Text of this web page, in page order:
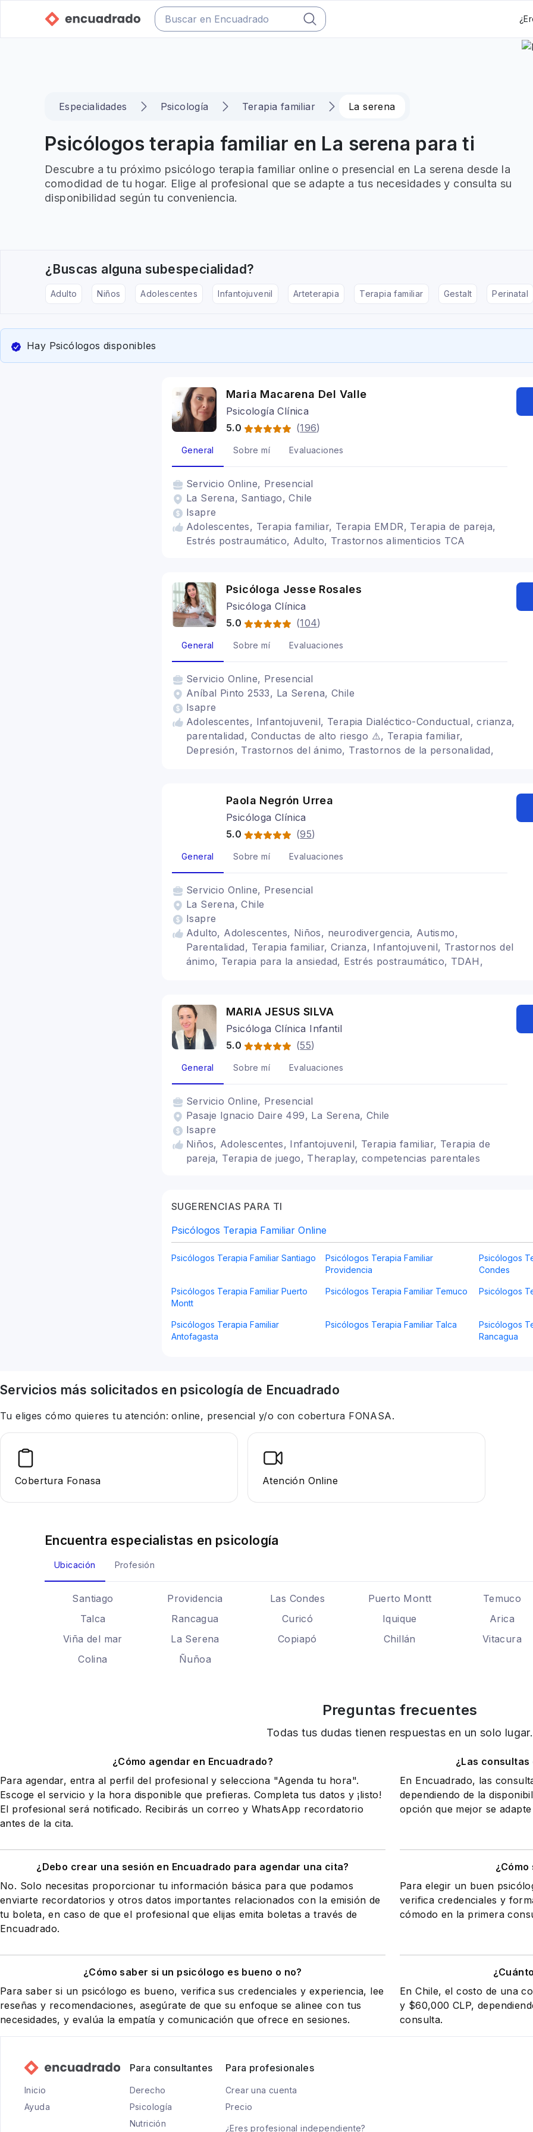
Especialidades Psicología Terapia familiar La serena
Psicólogos terapia familiar en La serena para ti
Descubre a tu próximo psicólogo terapia familiar online o presencial en La serena desde la
comodidad de tu hogar. Elige al profesional que se adapte a tus necesidades y consulta su
disponibilidad según tu conveniencia.
¿Buscas alguna subespecialidad?
Adulto Niños Adolescentes Infantojuvenil Arteterapia Terapia familiar Gestalt Perinatal
Hay Psicólogos disponibles
Maria Macarena Del Valle
Psicología Clínica
5.0
(196)
General Sobre mí Evaluaciones
Servicio Online, Presencial
La Serena, Santiago, Chile
Isapre
Adolescentes, Terapia familiar, Terapia EMDR, Terapia de pareja,
Estrés postraumático, Adulto, Trastornos alimenticios TCA
Psicóloga Jesse Rosales
Psicóloga Clínica
5.0
(104)
General Sobre mí Evaluaciones
Servicio Online, Presencial
Aníbal Pinto 2533, La Serena, Chile
Isapre
Adolescentes, Infantojuvenil, Terapia Dialéctico-Conductual, crianza,
parentalidad, Conductas de alto riesgo ⚠️, Terapia familiar,
Depresión, Trastornos del ánimo, Trastornos de la personalidad,
Paola Negrón Urrea
Psicóloga Clínica
5.0
(95)
General Sobre mí Evaluaciones
Servicio Online, Presencial
La Serena, Chile
Isapre
Adulto, Adolescentes, Niños, neurodivergencia, Autismo,
Parentalidad, Terapia familiar, Crianza, Infantojuvenil, Trastornos del
ánimo, Terapia para la ansiedad, Estrés postraumático, TDAH,
MARIA JESUS SILVA
Psicóloga Clínica Infantil
5.0
(55)
General Sobre mí Evaluaciones
Servicio Online, Presencial
Pasaje Ignacio Daire 499, La Serena, Chile
Isapre
Niños, Adolescentes, Infantojuvenil, Terapia familiar, Terapia de
pareja, Terapia de juego, Theraplay, competencias parentales
SUGERENCIAS PARA TI
Psicólogos Terapia Familiar Online
Psicólogos Terapia Familiar Santiago
Psicólogos Terapia Familiar
Providencia
Psicólogos
Condes
Psicólogos Terapia Familiar Puerto
Montt
Psicólogos Terapia Familiar Temuco Psicólogos
Psicólogos Terapia Familiar
Antofagasta
Psicólogos Terapia Familiar Talca
Psicólogos
Rancagua
Servicios más solicitados en psicología de Encuadrado
Tu eliges cómo quieres tu atención: online, presencial y/o con cobertura FONASA.
Cobertura Fonasa Atención Online
Encuentra especialistas en psicología
Ubicación Profesión
Santiago Providencia Las Condes Puerto Montt Temuco
Talca
Rancagua Curicó Iquique Arica
Viña del mar
La Serena Copiapó Chillán Vitacura
Colina
Ñuñoa
Preguntas frecuentes
Todas tus dudas tienen respuestas en un solo lugar.
¿Cómo agendar en Encuadrado?
Para agendar, entra al perfil del profesional y selecciona "Agenda tu hora".
Escoge el servicio y la hora disponible que prefieras. Completa tus datos y ¡listo!
El profesional será notificado. Recibirás un correo y WhatsApp recordatorio
antes de la cita.
¿Las
En Encuadrado, las
dependiendo de la
opción que mejor se
¿Debo crear una sesión en Encuadrado para agendar una cita?
No. Solo necesitas proporcionar tu información básica para que podamos
enviarte recordatorios y otros datos importantes relacionados con la emisión de
tu boleta, en caso de que el profesional que elijas emita boletas a través de
Encuadrado.
Para elegir un buen
verifica credenciales y
cómodo en la primera
¿Cómo saber si un psicólogo es bueno o no?
Para saber si un psicólogo es bueno, verifica sus credenciales y experiencia, lee
reseñas y recomendaciones, asegúrate de que su enfoque se alinee con tus
necesidades, y evalúa la empatía y comunicación que ofrece en sesiones.
En Chile, el costo de una
y $60,000 CLP,
consulta.
Inicio
Ayuda
Para consultantes
Derecho
Psicología
Nutrición
Para profesionales
Crear una cuenta
Precio
¿Eres profesional independiente?